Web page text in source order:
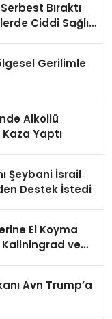
Bıraktı
Ciddi Sağlık
Gerilimle
Alkollü
Kaza Yaptı
Şeybani İsrail
Destek İstedi
El Koyma
Kaliningrad ve
Avn Trump’a